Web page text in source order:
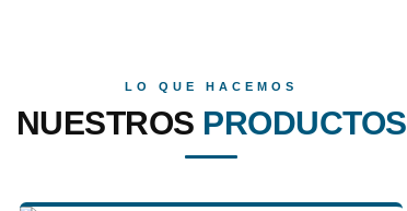
LO QUE HACEMOS
NUESTROS PRODUCTOS